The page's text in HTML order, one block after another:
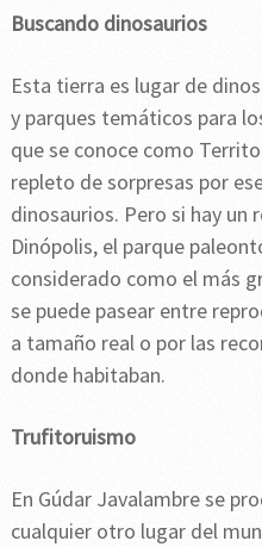
Buscando dinosaurios
Esta tierra es lugar de
y parques temáticos para
que se conoce como
repleto de sorpresas por
dinosaurios. Pero si hay un
Dinópolis, el parque
considerado como el más
se puede pasear entre
a tamaño real o por las
donde habitaban.
Trufitoruismo
En Gúdar Javalambre se
cualquier otro lugar del